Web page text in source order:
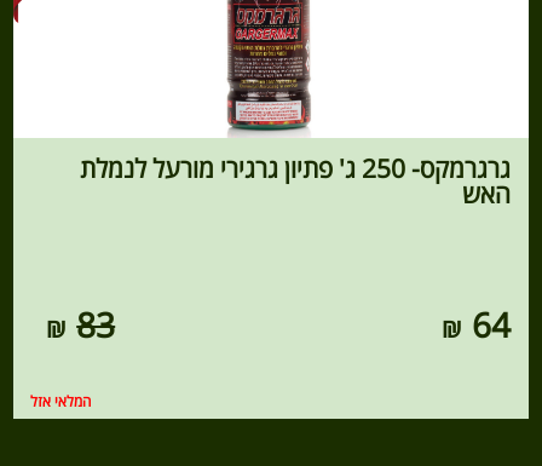
גרגרמקס- 250 ג' פתיון גרגירי מורעל לנמלת
האש
83 64
המלאי אזל